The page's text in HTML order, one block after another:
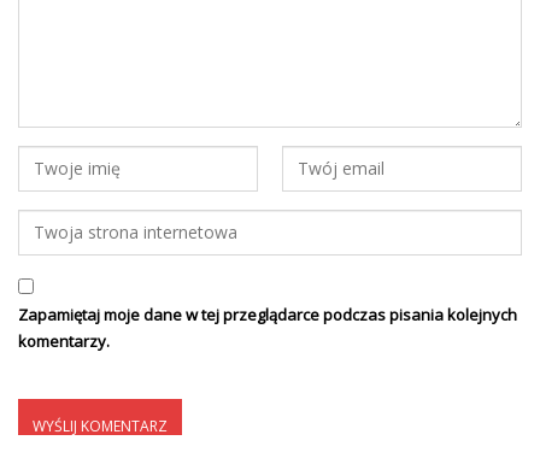
Zapamiętaj moje dane w tej przeglądarce podczas pisania kolejnych
komentarzy.